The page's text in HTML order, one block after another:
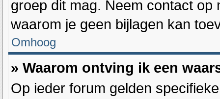
groep dit mag. Neem contact
waarom je geen bijlagen kan
Omhoog
» Waarom ontving ik een
Op ieder forum gelden